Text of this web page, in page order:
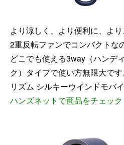
より涼しく、より便利に、より
2重反転ファンでコンパクトな
どこでも使える3way（ハンデ
ク）タイプで使い方無限大です
リズム シルキーウインドモバ
ハンズネットで商品をチェック